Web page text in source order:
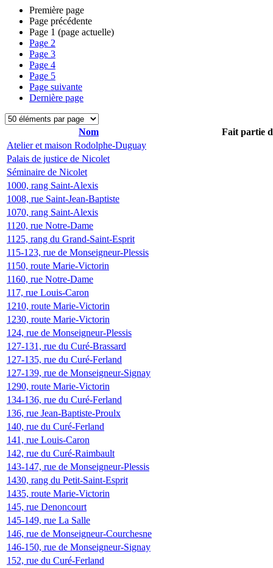
Première page
Page précédente
Page 1 (page actuelle)
Page 2
Page 3
Page 4
Page 5
Page suivante
Dernière page
Nom
Fait partie
Atelier et maison Rodolphe-Duguay
Palais de justice de Nicolet
Séminaire de Nicolet
1000, rang Saint-Alexis
1008, rue Saint-Jean-Baptiste
1070, rang Saint-Alexis
1120, rue Notre-Dame
1125, rang du Grand-Saint-Esprit
115-123, rue de Monseigneur-Plessis
1150, route Marie-Victorin
1160, rue Notre-Dame
117, rue Louis-Caron
1210, route Marie-Victorin
1230, route Marie-Victorin
124, rue de Monseigneur-Plessis
127-131, rue du Curé-Brassard
127-135, rue du Curé-Ferland
127-139, rue de Monseigneur-Signay
1290, route Marie-Victorin
134-136, rue du Curé-Ferland
136, rue Jean-Baptiste-Proulx
140, rue du Curé-Ferland
141, rue Louis-Caron
142, rue du Curé-Raimbault
143-147, rue de Monseigneur-Plessis
1430, rang du Petit-Saint-Esprit
1435, route Marie-Victorin
145, rue Denoncourt
145-149, rue La Salle
146, rue de Monseigneur-Courchesne
146-150, rue de Monseigneur-Signay
152, rue du Curé-Ferland